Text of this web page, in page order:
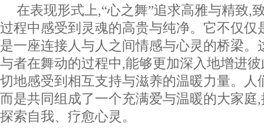
在表现形式上,“心之舞”追求高雅与精致,
过程中感受到灵魂的高贵与纯净。它不仅仅
是一座连接人与人之间情感与心灵的桥梁。
与者在舞动的过程中,能够更加深入地增进
切地感受到相互支持与滋养的温暖力量。人
而是共同组成了一个充满爱与温暖的大家庭
探索自我、疗愈心灵。